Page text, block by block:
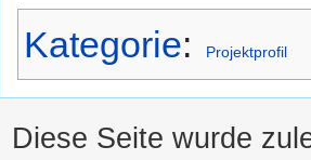
Kategorie: Projektprofil
Diese Seite wurde